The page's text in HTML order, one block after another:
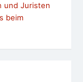
und Juristen
beim